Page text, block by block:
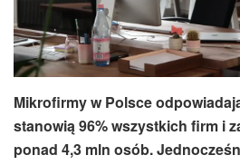
Mikrofirmy w Polsce
stanowią 96% wszystkich firm i
ponad 4,3 mln osób.